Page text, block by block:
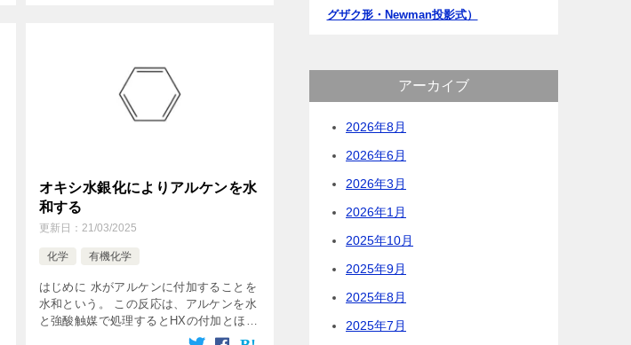
オキシ水銀化によりアルケンを水
和する
更新日： 21/03/2025
化学 有機化学
はじめに 水がアルケンに付加することを
水和という。 この反応は、アルケンを水
と強酸触媒で処理するとHXの付加とほぼ
同じ機構で起こる。 アルケンの酸触媒水
グザク形・Newman投影式）
アーカイブ
2026年8月
2026年6月
2026年3月
2026年1月
2025年10月
2025年9月
2025年8月
2025年7月